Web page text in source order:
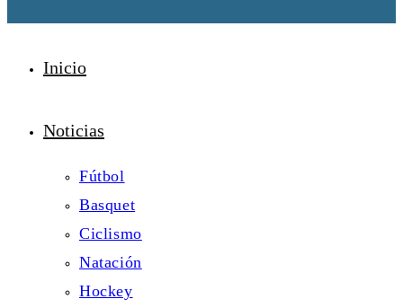
Inicio
Noticias
Fútbol
Basquet
Ciclismo
Natación
Hockey